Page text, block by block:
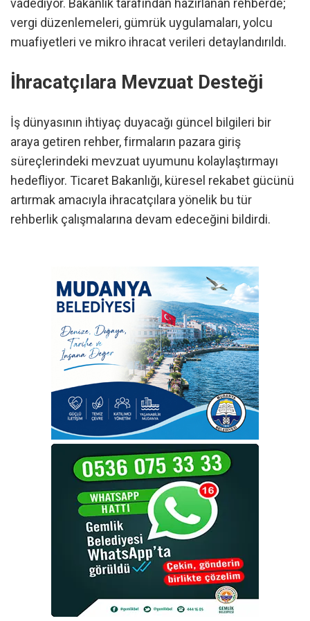
vergi düzenlemeleri, gümrük uygulamaları, yolcu
muafiyetleri ve mikro ihracat verileri detaylandırıldı.
İhracatçılara Mevzuat Desteği
İş dünyasının ihtiyaç duyacağı güncel bilgileri bir
araya getiren rehber, firmaların pazara giriş
süreçlerindeki mevzuat uyumunu kolaylaştırmayı
hedefliyor. Ticaret Bakanlığı, küresel rekabet gücünü
artırmak amacıyla ihracatçılara yönelik bu tür
rehberlik çalışmalarına devam edeceğini bildirdi.